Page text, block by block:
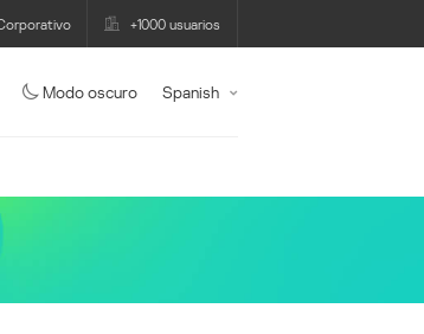
+1000 usuarios
Modo oscuro Spanish